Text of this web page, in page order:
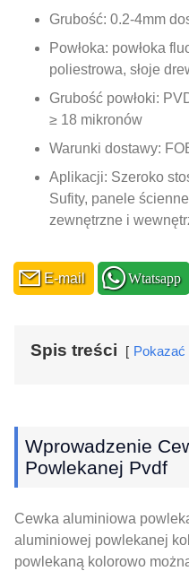
Grubość: 0.2-4mm
Powłoka: powłoka
poliestrowa, słoje
Grubość powłoki:
≥ 18 mikronów
Warunki dostawy:
Aplikacji: Szeroko
Sufity, panele
zewnętrzne i
E-mail Wtatsapp
Spis treści Pokazać
Wprowadzenie
Powlekanej Pvdf
Cewka aluminiowa
aluminiowej powlekanej
powlekaną kolorowo